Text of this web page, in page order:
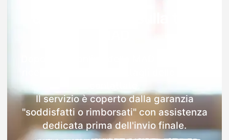
Il servizio è coperto dalla garanzia
"soddisfatti o rimborsati" con assistenza
dedicata prima dell'invio finale.